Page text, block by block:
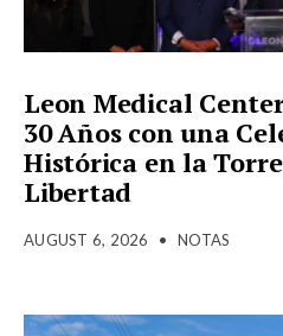
Leon Medical
30 Años con una
Histórica en la
Libertad
AUGUST 6, 2026 • NOTAS